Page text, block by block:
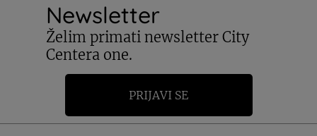
Newsletter
Želim primati newsletter City
Centera one.
PRIJAVI SE